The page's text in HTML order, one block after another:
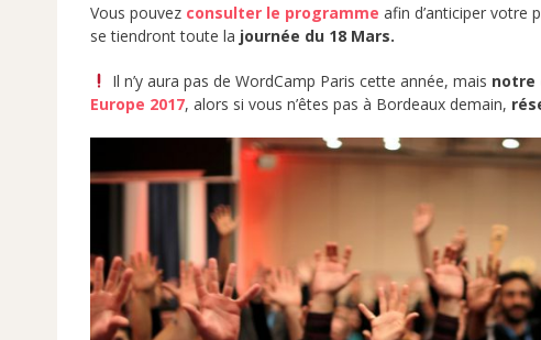
Vous pouvez consulter le programme afin d’anticiper votre
se tiendront toute la journée du 18 Mars.
Il n’y aura pas de WordCamp Paris cette année, mais notre
Europe 2017, alors si vous n’êtes pas à Bordeaux demain,